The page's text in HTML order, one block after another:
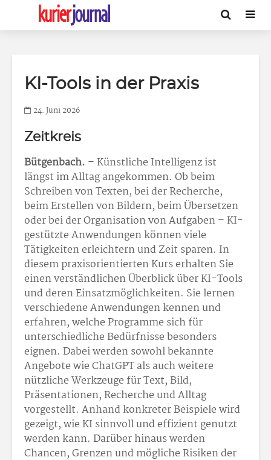
KI-Tools in der Praxis
24. Juni 2026
Zeitkreis
Bütgenbach. – Künstliche Intelligenz ist
längst im Alltag angekommen. Ob beim
Schreiben von Texten, bei der Recherche,
beim Erstellen von Bildern, beim Übersetzen
oder bei der Organisation von Aufgaben – KI-
gestützte Anwendungen können viele
Tätigkeiten erleichtern und Zeit sparen. In
diesem praxisorientierten Kurs erhalten Sie
einen verständlichen Überblick über KI-Tools
und deren Einsatzmöglichkeiten. Sie lernen
verschiedene Anwendungen kennen und
erfahren, welche Programme sich für
unterschiedliche Bedürfnisse besonders
eignen. Dabei werden sowohl bekannte
Angebote wie ChatGPT als auch weitere
nützliche Werkzeuge für Text, Bild,
Präsentationen, Recherche und Alltag
vorgestellt. Anhand konkreter Beispiele wird
gezeigt, wie KI sinnvoll und effizient genutzt
werden kann. Darüber hinaus werden
Chancen, Grenzen und mögliche Risiken der